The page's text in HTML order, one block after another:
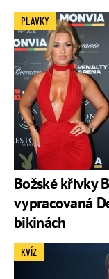
Božské křivky
vypracovaná
bikinách
PLAVKY
KVÍZ